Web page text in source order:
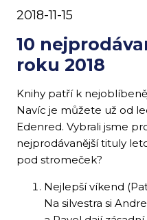
2018-11-15
10
roku 2018
Knihy patří k
Navíc je můžete už od
Edenred. Vybrali jsme
nejprodávanější tituly
pod stromeček?
Nejlepší víkend
Na silvestra si